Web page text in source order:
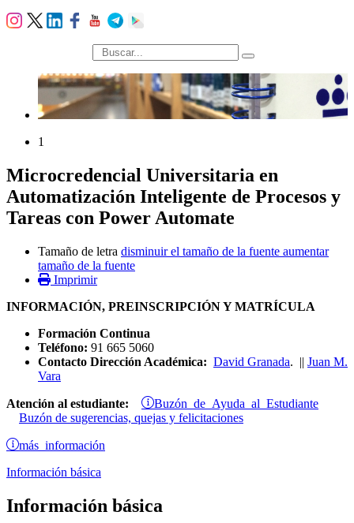
búsqueda
1
Microcredencial Universitaria en
Automatización Inteligente de Procesos y
Tareas con Power Automate
Tamaño de letra disminuir el tamaño de la fuente aumentar
tamaño de la fuente
Imprimir
INFORMACIÓN, PREINSCRIPCIÓN Y MATRÍCULA
Formación Continua
Teléfono: 91 665 5060
Contacto Dirección Académica: David Granada. || Juan M.
Vara
Atención al estudiante: Buzón de Ayuda al Estudiante
Buzón de sugerencias, quejas y felicitaciones
más información
Información básica
Información básica